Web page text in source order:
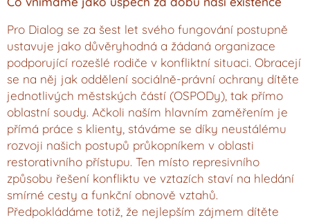
Pro Dialog se za šest let svého fungování postupně
ustavuje jako důvěryhodná a žádaná organizace
podporující rozešlé rodiče v konfliktní situaci. Obracejí
se na něj jak oddělení sociálně-právní ochrany dítěte
jednotlivých městských částí (OSPODy), tak přímo
oblastní soudy. Ačkoli naším hlavním zaměřením je
přímá práce s klienty, stáváme se díky neustálému
rozvoji našich postupů průkopníkem v oblasti
restorativního přístupu. Ten místo represivního
způsobu řešení konfliktu ve vztazích staví na hledání
smírné cesty a funkční obnově vztahů.
Předpokládáme totiž, že nejlepším zájmem dítěte